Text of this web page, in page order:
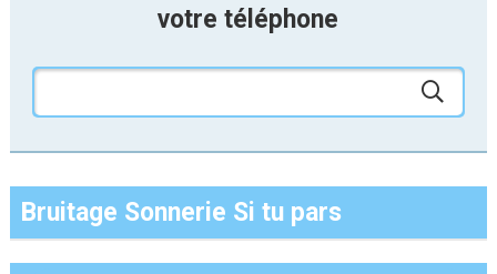
votre téléphone
Bruitage Sonnerie Si tu pars